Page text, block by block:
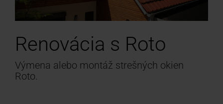
Renovácia s Roto
Výmena alebo montáž strešných okien
Roto.